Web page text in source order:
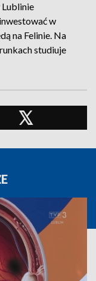
w
na Felinie. Na
studiuje